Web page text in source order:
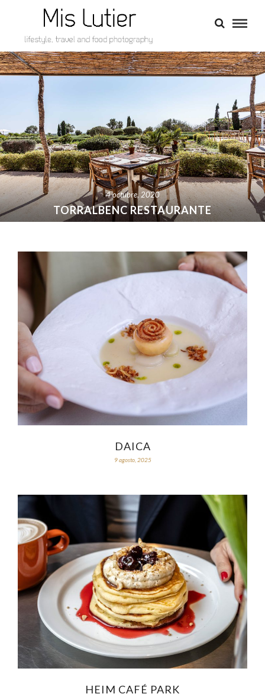
4 octubre, 2020
TORRALBENC RESTAURANTE
DAICA
9 agosto, 2025
HEIM CAFÉ PARK